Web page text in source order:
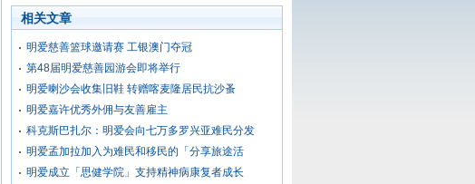
相关文章
明爱慈善篮球邀请赛 工银澳门夺冠
第48届明爱慈善园游会即将举行
明爱喇沙会收集旧鞋 转赠喀麦隆居民抗沙蚤
明爱嘉许优秀外佣与友善雇主
科克斯巴扎尔：明爱会向七万多罗兴亚难民分发
明爱孟加拉加入为难民和移民的「分享旅途活
明爱成立「思健学院」支持精神病康复者成长